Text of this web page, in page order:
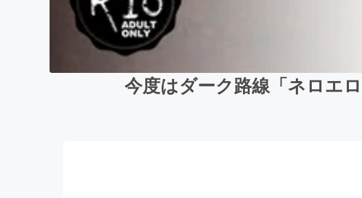
今度はダーク路線「ネロエ